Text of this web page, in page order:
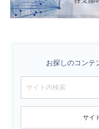
お探しのコンテ
サイ